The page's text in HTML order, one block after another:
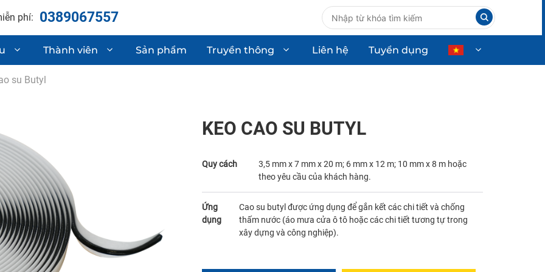
phí: 0389067557
& phát triển sản phẩm
Sơ mi rơ moóc
Thiết bị dân dụng
Thành viên Sản phẩm Truyền thông Liên hệ Tuyển dụng
su Butyl
KEO CAO SU BUTYL
Quy cách
3,5 mm x 7 mm x 20 m; 6 mm x 12 m; 10 mm x 8 m hoặc
theo yêu cầu của khách hàng.
Ứng
dụng
Cao su butyl được ứng dụng để gắn kết các chi tiết và chống
thấm nước (áo mưa cửa ô tô hoặc các chi tiết tương tự trong
xây dựng và công nghiệp).